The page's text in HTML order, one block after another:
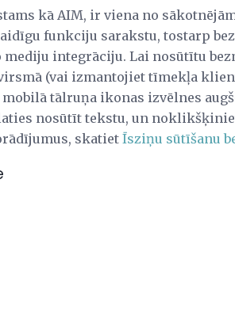
kā AIM, ir viena no
funkciju sarakstu, tostarp
integrāciju. Lai nosūtītu
(vai izmantojiet tīmekļa
tālruņa ikonas izvēlnes
nosūtīt tekstu, un
skatiet Īsziņu sūtīšanu